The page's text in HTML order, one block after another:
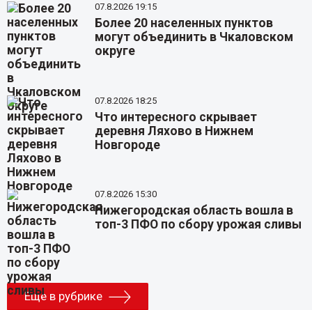
07.8.2026 19:15
Более 20 населенных пунктов
могут объединить в Чкаловском
округе
07.8.2026 18:25
Что интересного скрывает
деревня Ляхово в Нижнем
Новгороде
07.8.2026 15:30
Нижегородская область вошла в
топ-3 ПФО по сбору урожая сливы
Еще в рубрике